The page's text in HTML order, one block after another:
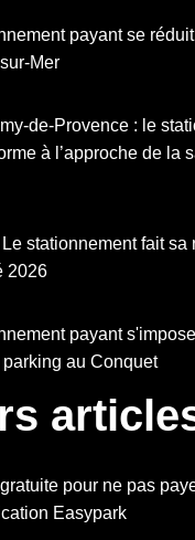
payant se
Mer
de-Provence : le
à l’approche de la
stationnement fait sa
2026
payant
au Conquet
pour ne pas
Easypark